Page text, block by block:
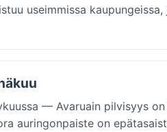
useimmissa
— Avaruain pilvisyys
auringonpaiste on